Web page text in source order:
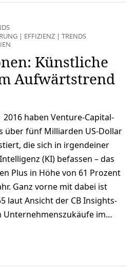
| EFFIZIENZ | TRENDS
Künstliche
Aufwärtstrend
2016 haben Venture-Capital-
über fünf Milliarden US-Dollar
die sich in irgendeiner
(KI) befassen – das
Plus in Höhe von 61 Prozent
Ganz vorne mit dabei ist
laut Ansicht der CB Insights-
Unternehmenszukäufe im…